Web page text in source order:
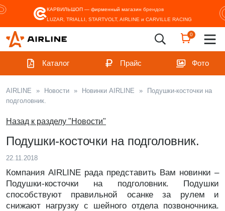
КАРВИЛЬШОП — фирменный магазин брендов
LUZAR, TRIALLI, STARTVOLT, AIRLINE и CARVILLE RACING
0
Каталог Прайс Фото
AIRLINE » Новости » Новинки AIRLINE »
Подушки-косточки на
подголовник.
Назад к разделу "Новости"
Подушки-косточки на подголовник.
22.11.2018
Компания AIRLINE рада представить Вам новинки –
Подушки-косточки на подголовник. Подушки
способствуют правильной осанке за рулем и
снижают нагрузку с шейного отдела позвоночника.